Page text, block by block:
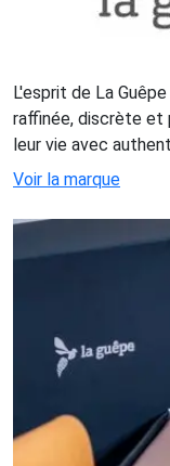
L'esprit de La
raffinée, discrète et
leur vie avec
Voir la marque